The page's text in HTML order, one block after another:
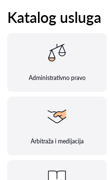
Katalog usluga
Administrativno pravo
Arbitraža i medijacija